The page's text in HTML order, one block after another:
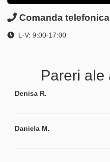
Comanda telefonica
L-V: 9:00-17:00
Pareri ale
Denisa R.
Daniela M.